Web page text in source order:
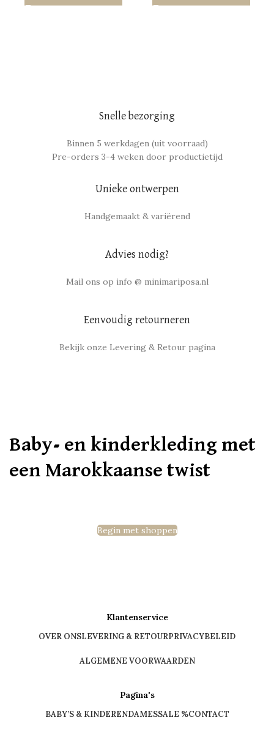
Snelle bezorging
Binnen 5 werkdagen (uit voorraad)
Pre-orders 3-4 weken door productietijd
Unieke ontwerpen
Handgemaakt & variërend
Advies nodig?
Mail ons op info @ minimariposa.nl
Eenvoudig retourneren
Bekijk onze Levering & Retour pagina
Baby- en kinderkleding met
een Marokkaanse twist
Begin met shoppen
Klantenservice
OVER ONSLEVERING & RETOURPRIVACYBELEID
ALGEMENE VOORWAARDEN
Pagina's
BABY’S & KINDERENDAMESSALE %CONTACT